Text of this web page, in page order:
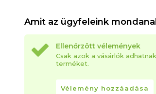
Amit az ügyfeleink
Ellenőrzött vélemények
Csak azok a vásárlók
terméket.
Vélemény hozzáadása